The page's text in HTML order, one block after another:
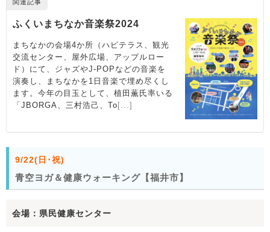
9/22(日･祝)
青空ヨガ＆健康ウォーキング【福井市】
会場：県民健康センター